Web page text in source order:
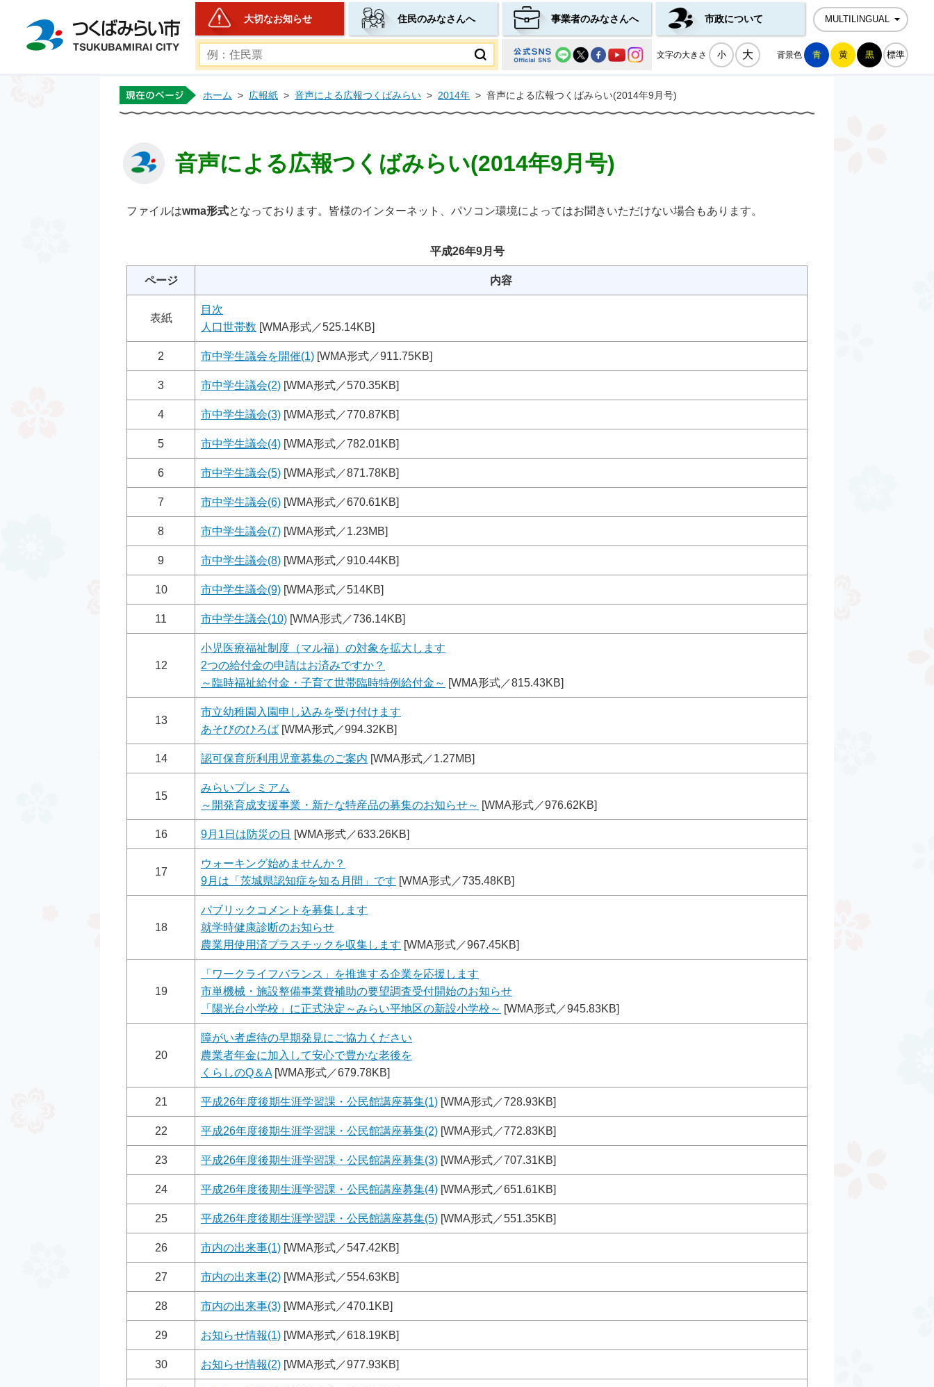
つくばみらい市公式ホームページ
大切なお知らせ 住民のみなさんへ 事業者のみなさんへ 市政について MULTILINGUAL
文字の大きさ 小 大 背景色 青 黄 黒 標準
ホーム > 広報紙 > 音声による広報つくばみらい > 2014年 > 音声による広報つくばみらい(2014年9月号)
音声による広報つくばみらい(2014年9月号)
ファイルはwma形式となっております。皆様のインターネット、パソコン環境によってはお聞きいただけない場合もあります。
平成26年9月号
ページ 内容
表紙
目次
人口世帯数 [WMA形式／525.14KB]
2 市中学生議会を開催(1) [WMA形式／911.75KB]
3 市中学生議会(2) [WMA形式／570.35KB]
4 市中学生議会(3) [WMA形式／770.87KB]
5 市中学生議会(4) [WMA形式／782.01KB]
6 市中学生議会(5) [WMA形式／871.78KB]
7 市中学生議会(6) [WMA形式／670.61KB]
8 市中学生議会(7) [WMA形式／1.23MB]
9 市中学生議会(8) [WMA形式／910.44KB]
10 市中学生議会(9) [WMA形式／514KB]
11 市中学生議会(10) [WMA形式／736.14KB]
12
小児医療福祉制度（マル福）の対象を拡大します
2つの給付金の申請はお済みですか？
～臨時福祉給付金・子育て世帯臨時特例給付金～ [WMA形式／815.43KB]
13
市立幼稚園入園申し込みを受け付けます
あそびのひろば [WMA形式／994.32KB]
14 認可保育所利用児童募集のご案内 [WMA形式／1.27MB]
15
みらいプレミアム
～開発育成支援事業・新たな特産品の募集のお知らせ～ [WMA形式／976.62KB]
16 9月1日は防災の日 [WMA形式／633.26KB]
17
ウォーキング始めませんか？
9月は「茨城県認知症を知る月間」です [WMA形式／735.48KB]
18
パブリックコメントを募集します
就学時健康診断のお知らせ
農業用使用済プラスチックを収集します [WMA形式／967.45KB]
19
「ワークライフバランス」を推進する企業を応援します
市単機械・施設整備事業費補助の要望調査受付開始のお知らせ
「陽光台小学校」に正式決定～みらい平地区の新設小学校～ [WMA形式／945.83KB]
20
障がい者虐待の早期発見にご協力ください
農業者年金に加入して安心で豊かな老後を
くらしのQ＆A[WMA形式／679.78KB]
21 平成26年度後期生涯学習課・公民館講座募集(1) [WMA形式／728.93KB]
22 平成26年度後期生涯学習課・公民館講座募集(2) [WMA形式／772.83KB]
23 平成26年度後期生涯学習課・公民館講座募集(3) [WMA形式／707.31KB]
24 平成26年度後期生涯学習課・公民館講座募集(4) [WMA形式／651.61KB]
25 平成26年度後期生涯学習課・公民館講座募集(5) [WMA形式／551.35KB]
26 市内の出来事(1) [WMA形式／547.42KB]
27 市内の出来事(2) [WMA形式／554.63KB]
28 市内の出来事(3) [WMA形式／470.1KB]
29 お知らせ情報(1) [WMA形式／618.19KB]
30 お知らせ情報(2) [WMA形式／977.93KB]